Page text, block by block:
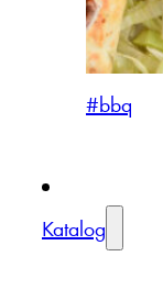
#bbq
Katalog